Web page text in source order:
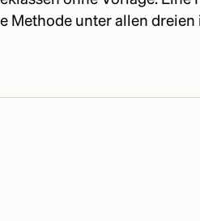
Methode unter allen